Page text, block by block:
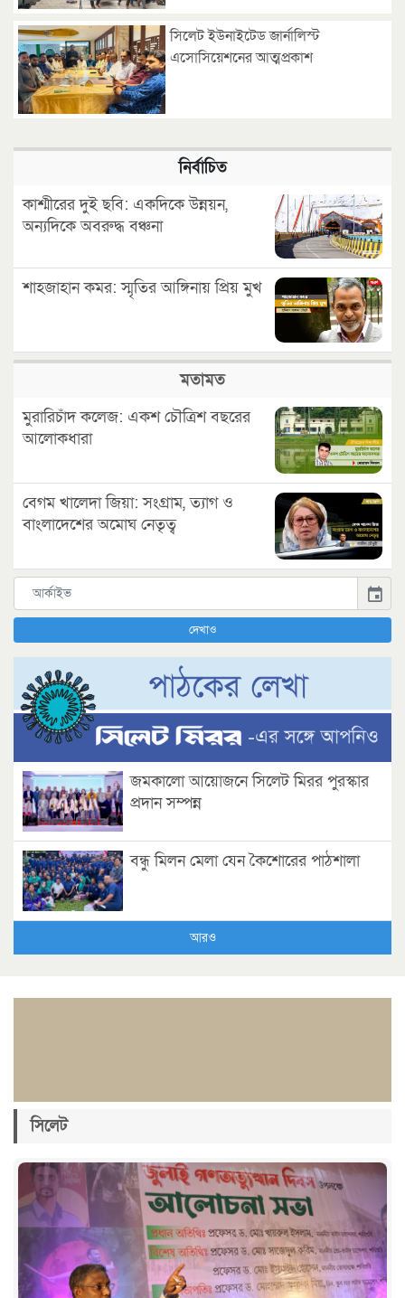
সিলেট ইউনাইটেড জার্নালিস্ট
এসোসিয়েশনের আত্মপ্রকাশ
নির্বাচিত
কাশ্মীরের দুই ছবি: একদিকে উন্নয়ন,
অন্যদিকে অবরুদ্ধ বঞ্চনা
শাহজাহান কমর: স্মৃতির আঙ্গিনায় প্রিয় মুখ
মতামত
মুরারিচাঁদ কলেজ: একশ চৌত্রিশ বছরের
আলোকধারা
বেগম খালেদা জিয়া: সংগ্রাম, ত্যাগ ও
বাংলাদেশের অমোঘ নেতৃত্ব
event
দেখাও
জমকালো আয়োজনে সিলেট মিরর পুরস্কার
প্রদান সম্পন্ন
বন্ধু মিলন মেলা যেন কৈশোরের পাঠশালা
আরও
সিলেট